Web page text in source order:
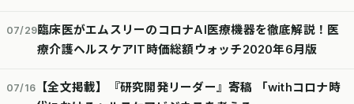
07/29臨床医がエムスリーのコロナAI医療機器を徹底解説！医
療介護ヘルスケアIT時価総額ウォッチ2020年6月版
07/16
【全文掲載】『研究開発リーダー』寄稿 「withコロナ時